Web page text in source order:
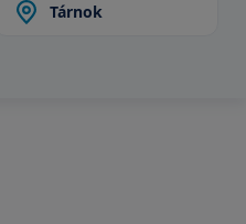
Tárnok